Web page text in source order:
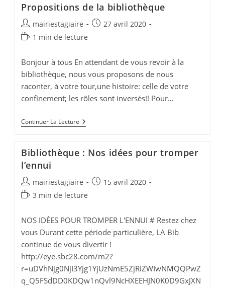
Bibliothèques
Septembre
Décembre
Propositions de la bibliothèque
Auteur/autrice
de
mairiestagiaire
Publication
27 avril 2020
Temps
lecture :
1 min de lecture
Bonjour à tous En attendant de vous revoir à la
bibliothèque, nous vous proposons de nous
raconter, à votre tour,une histoire: celle de votre
confinement; les rôles sont inversés!! Pour…
Continuer La Lecture Propositions
De
Bibliothèque : Nos idées pour tromper
l’ennui
Auteur/autrice
de
mairiestagiaire
Publication
15 avril 2020
Temps
lecture :
3 min de lecture
NOS IDÉES POUR TROMPER L'ENNUI # Restez chez
vous Durant cette période particulière, LA Bib
continue de vous divertir !
http://eye.sbc28.com/m2?
r=uDVhNjg0NjI3Yjg1YjUzNmE5ZjRiZWIwNMQQPwZ
q_Q5FSdDD0KDQw1nQvl9NcHXEEHJN0K0D9GxJXN